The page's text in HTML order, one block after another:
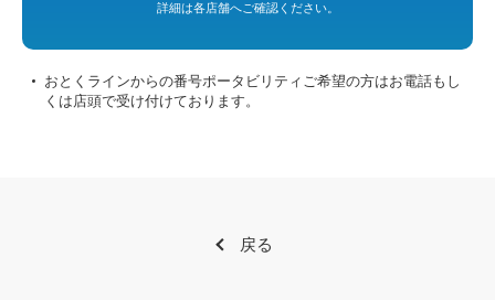
詳細は各店舗へご確認ください。
おとくラインからの番号ポータビリティご希望の方はお電話もし
くは店頭で受け付けております。
戻る